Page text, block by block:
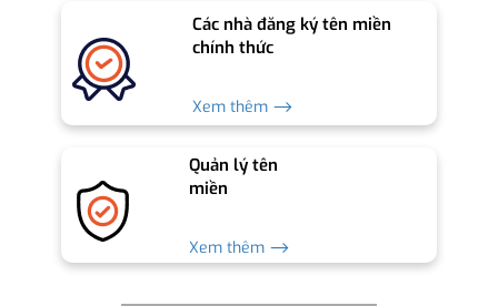
Các nhà đăng ký tên miền
chính thức
Xem thêm ⟶
Quản lý tên
miền
Xem thêm ⟶